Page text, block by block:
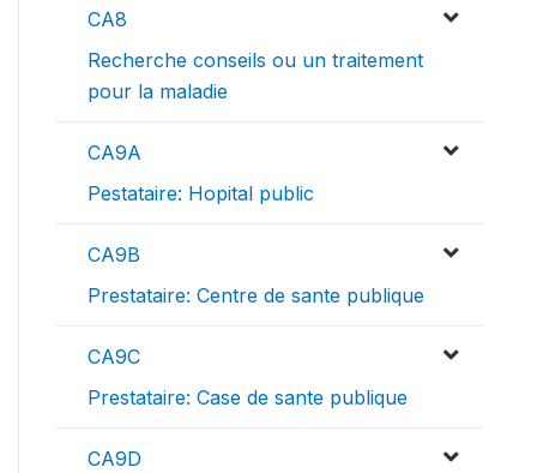
CA8
Recherche conseils ou un traitement
pour la maladie
CA9A
Pestataire: Hopital public
CA9B
Prestataire: Centre de sante publique
CA9C
Prestataire: Case de sante publique
CA9D